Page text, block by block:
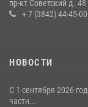
16 июля 2026, 06:43
пр-кт Советский д. 48
+ 7 (3842) 44-45-00
НОВОСТИ
С 1 сентября 2026
частн...